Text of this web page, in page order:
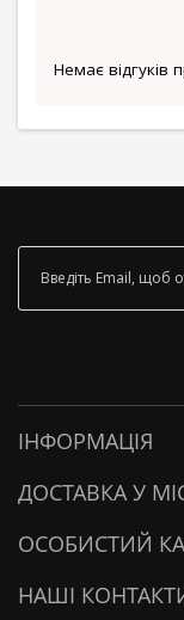
Немає відгуків
ІНФОРМАЦІЯ
ДОСТАВКА У
ОСОБИСТИЙ
НАШІ